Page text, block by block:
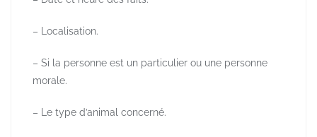
– Localisation.
– Si la personne est un particulier ou une personne
morale.
– Le type d’animal concerné.